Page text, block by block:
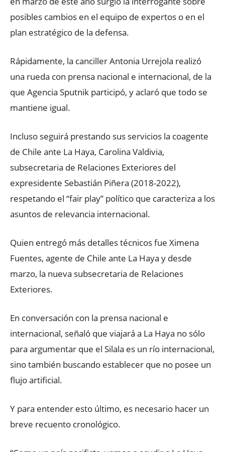
posibles cambios en el equipo de expertos o en el
plan estratégico de la defensa.
Rápidamente, la canciller Antonia Urrejola realizó
una rueda con prensa nacional e internacional, de la
que Agencia Sputnik participó, y aclaró que todo se
mantiene igual.
Incluso seguirá prestando sus servicios la coagente
de Chile ante La Haya, Carolina Valdivia,
subsecretaria de Relaciones Exteriores del
expresidente Sebastián Piñera (2018-2022),
respetando el “fair play” político que caracteriza a los
asuntos de relevancia internacional.
Quien entregó más detalles técnicos fue Ximena
Fuentes, agente de Chile ante La Haya y desde
marzo, la nueva subsecretaria de Relaciones
Exteriores.
En conversación con la prensa nacional e
internacional, señaló que viajará a La Haya no sólo
para argumentar que el Silala es un río internacional,
sino también buscando establecer que no posee un
flujo artificial.
Y para entender esto último, es necesario hacer un
breve recuento cronológico.